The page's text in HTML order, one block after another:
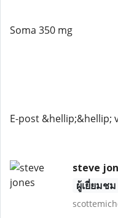
Soma 350 mg
E-post &hellip;&hellip;
steve
ผู้เยี่ยมชม